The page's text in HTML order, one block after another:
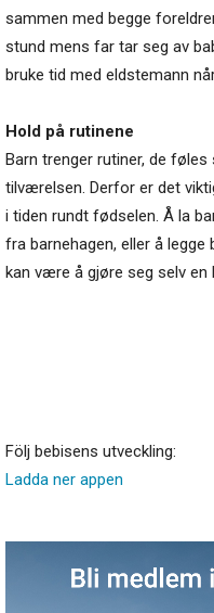
sammen med begge
stund mens far tar seg av
bruke tid med eldstemann
Hold på rutinene
Barn trenger rutiner, de
tilværelsen. Derfor er det
i tiden rundt fødselen. Å la
fra barnehagen, eller å
kan være å gjøre seg selv en
Följ bebisens utveckling:
Ladda ner appen